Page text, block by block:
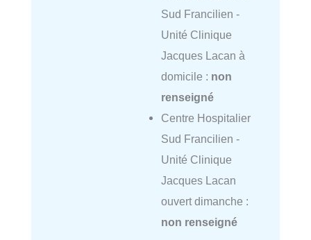
Sud Francilien -
Unité Clinique
Jacques Lacan à
domicile : non
renseigné
Centre Hospitalier
Sud Francilien -
Unité Clinique
Jacques Lacan
ouvert dimanche :
non renseigné